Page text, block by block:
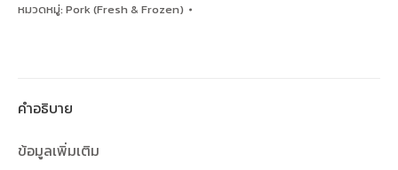
หมวดหมู่: Pork (Fresh & Frozen)
คำอธิบาย
ข้อมูลเพิ่มเติม